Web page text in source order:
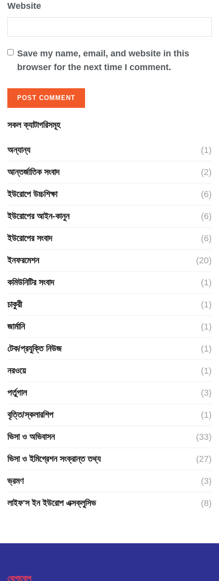
Website
Save my name, email, and website in this
browser for the next time I comment.
সকল ক্যাটাগরিসমূহ
অন্যান্য (1)
আন্তর্জাতিক সংবাদ (2)
ইউরোপে উচ্চশিক্ষা (6)
ইউরোপের আইন-কানুন (6)
ইউরোপের সংবাদ (6)
ইনফরমেশন (20)
কমিউনিটির সংবাদ (1)
চাকুরী (1)
জার্মানি (1)
টেক/প্রযুক্তি নিউজ (1)
নরওয়ে (1)
পর্তুগাল (3)
বৃত্তি/স্কলারশিপ (1)
ভিসা ও অভিবাসন (33)
ভিসা ও ইমিগ্রেশন সংক্রান্ত তথ্য (27)
ভ্রমণ (3)
লাইফ'স ইন ইউরোপ এক্সক্লুসিভ (8)
যোগাযোগ